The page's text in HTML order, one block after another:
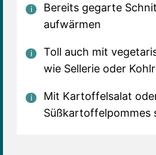
Bereits gegarte
aufwärmen
Toll auch mit
wie Sellerie oder
Mit Kartoffelsalat
Süßkartoffelpommes